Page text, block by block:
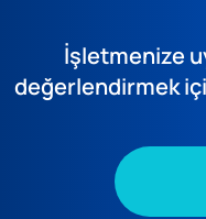
İşletmenize
değerlendirmek